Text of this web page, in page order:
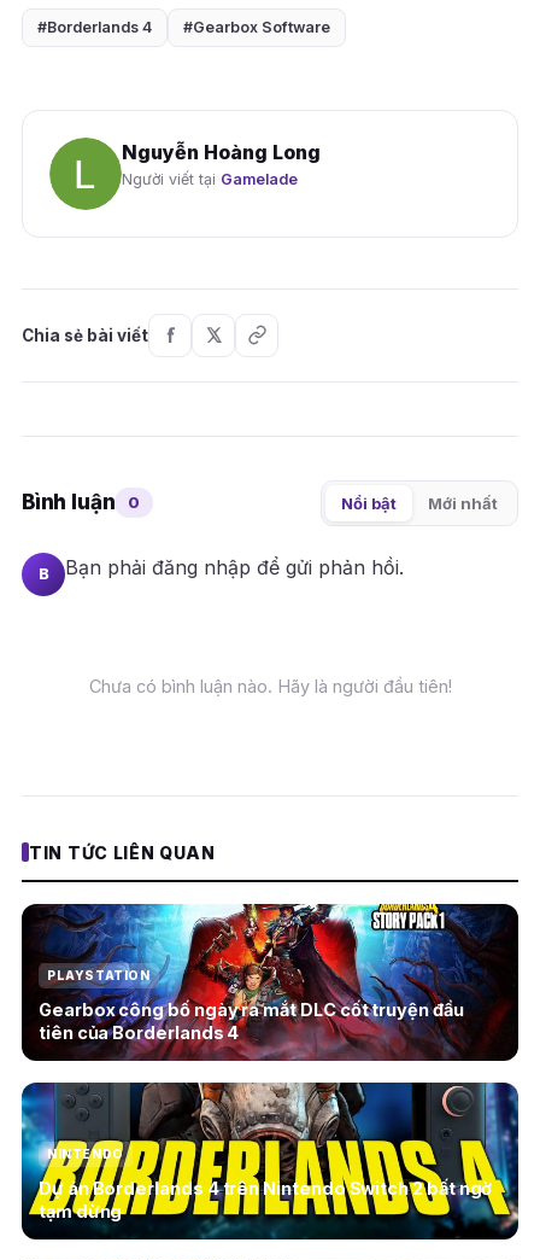
#Borderlands 4 #Gearbox Software
Nguyễn Hoàng Long
Người viết tại Gamelade
Chia sẻ bài viết
Bình luận 0 Nổi bật Mới nhất
B Bạn phải đăng nhập để gửi phản hồi.
Chưa có bình luận nào. Hãy là người đầu tiên!
TIN TỨC LIÊN QUAN
PLAYSTATION
Gearbox công bố ngày ra mắt DLC cốt truyện đầu
tiên của Borderlands 4
NINTENDO
Dự án Borderlands 4 trên Nintendo Switch 2 bất ngờ
tạm dừng